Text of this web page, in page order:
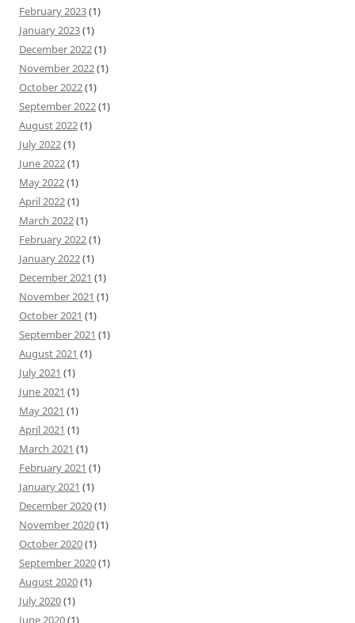
February 2023(1)
January 2023(1)
December 2022(1)
November 2022(1)
October 2022(1)
September 2022(1)
August 2022(1)
July 2022(1)
June 2022(1)
May 2022(1)
April 2022(1)
March 2022(1)
February 2022(1)
January 2022(1)
December 2021 (1)
November 2021 (1)
October 2021 (1)
September 2021 (1)
August 2021 (1)
July 2021 (1)
June 2021 (1)
May 2021 (1)
April 2021 (1)
March 2021 (1)
February 2021 (1)
January 2021 (1)
December 2020(1)
November 2020(1)
October 2020(1)
September 2020(1)
August 2020(1)
July 2020(1)
June 2020(1)